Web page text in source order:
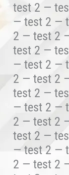
test 2 —
— test 2 —
2 — test 2
test 2 —
— test 2 —
2 — test 2
test 2 —
— test 2 —
2 — test 2
test 2 —
— test 2 —
2 — test 2